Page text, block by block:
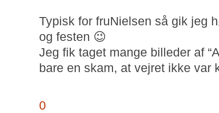
Typisk for fruNielsen så gik jeg
og festen 😉
Jeg fik taget mange billeder af
bare en skam, at vejret ikke var
0